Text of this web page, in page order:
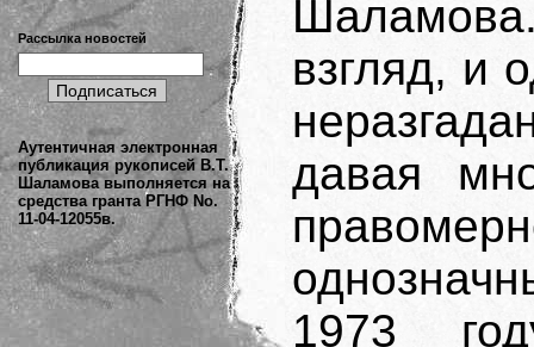
Рассылка новостей
Аутентичная электронная
публикация рукописей В.Т.
Шаламова выполняется на
средства гранта РГНФ No.
11-04-12055в.
взгляд, и
давая
1973